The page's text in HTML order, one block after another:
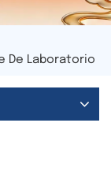
De Laboratorio